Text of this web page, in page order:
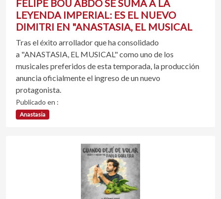
FELIPE BOU ABDO SE SUMA A LA
LEYENDA IMPERIAL: ES EL NUEVO
DIMITRI EN "ANASTASIA, EL MUSICAL
Tras el éxito arrollador que ha consolidado
a "ANASTASIA, EL MUSICAL" como uno de los
musicales preferidos de esta temporada, la producción
anuncia oficialmente el ingreso de un nuevo
protagonista.
Publicado en :
Anastasia